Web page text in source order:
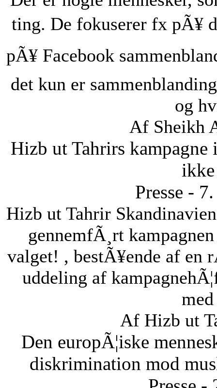
ting. De fokuserer fx pÃ¥
pÃ¥ Facebook
det kun er
og
Af Sheikh
Hizb ut Tahrirs
Presse -
Hizb ut Tahrir
gennemfÃ¸rt
valget! , bestÃ¥ende af en
uddeling af
Af Hizb ut
Den europÃ¦iske
diskrimination mod